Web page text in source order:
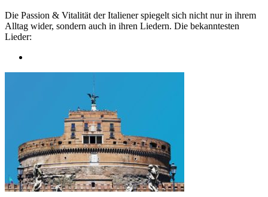
Die Passion & Vitalität der Italiener spiegelt sich nicht nur in ihrem
Alltag wider, sondern auch in ihren Liedern. Die bekanntesten
Lieder: